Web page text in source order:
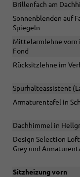
Brillenfach am
Sonnenblenden auf
Spiegeln
Mittelarmlehne vorn
Fond
Rücksitzlehne im
Spurhalteassistent
Armaturentafel in
Dachhimmel in
Design Selection
Grey und
Sitzheizung vorn